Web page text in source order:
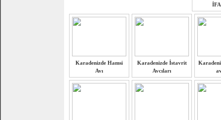
Karadenizde Hamsi
Avı
Karadenizde İstavrit
Avcıları